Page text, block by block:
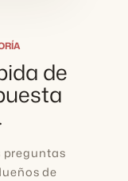
de
preguntas
de